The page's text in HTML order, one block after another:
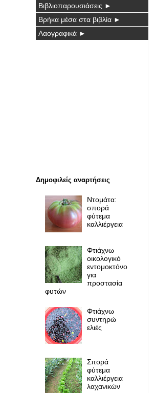
Βιβλιοπαρουσιάσεις ►
Βρήκα μέσα στα βιβλία ►
Λαογραφικά ►
Δημοφιλείς αναρτήσεις
Ντομάτα:
σπορά
φύτεμα
καλλιέργεια
Φτιάχνω
οικολογικό
εντομοκτόνο
για
προστασία
φυτών
Φτιάχνω
συντηρώ
ελιές
Σπορά
φύτεμα
καλλιέργεια
λαχανικών